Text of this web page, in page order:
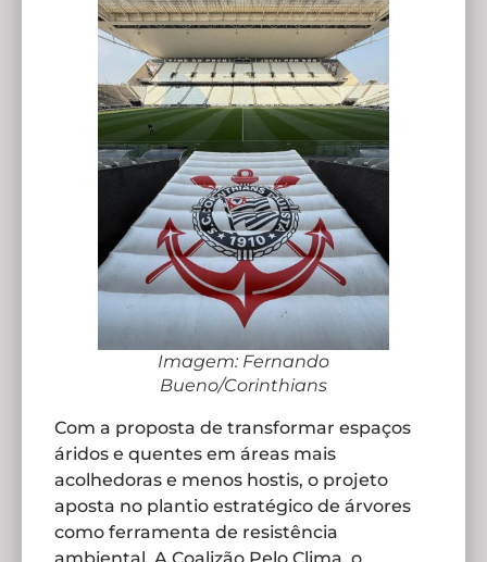
Imagem: Fernando
Bueno/Corinthians
Com a proposta de transformar espaços
áridos e quentes em áreas mais
acolhedoras e menos hostis, o projeto
aposta no plantio estratégico de árvores
como ferramenta de resistência